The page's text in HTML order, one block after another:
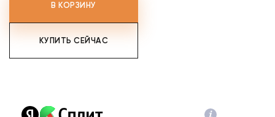
В КОРЗИНУ
КУПИТЬ СЕЙЧАС